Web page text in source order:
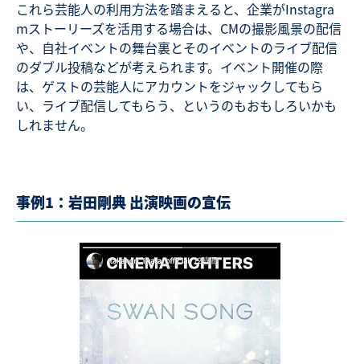
これら芸能人の利用方法を踏まえると、企業がInstagra
mストーリーズを活用する場合は、CMの撮影風景の配信
や、自社イベントの舞台裏とそのイベントのライブ配信
のダブル投稿などが考えられます。イベント開催の際
は、ゲストの芸能人にアカウントをジャックしてもら
い、ライブ配信してもらう、というのもおもしろいかも
しれません。
事例1：岩田剛典 出演映画の宣伝